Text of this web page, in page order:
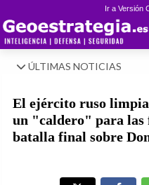
Ir a Versión
ÚLTIMAS NOTICIAS
El ejército ruso
un "caldero" para las
batalla final sobre